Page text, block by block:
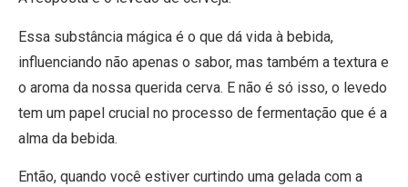
Essa substância mágica é o que dá vida à bebida,
influenciando não apenas o sabor, mas também a textura e
o aroma da nossa querida cerva. E não é só isso, o levedo
tem um papel crucial no processo de fermentação que é a
alma da bebida.
Então, quando você estiver curtindo uma gelada com a